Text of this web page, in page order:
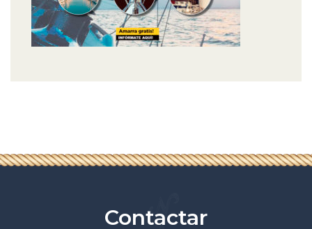
Contactar